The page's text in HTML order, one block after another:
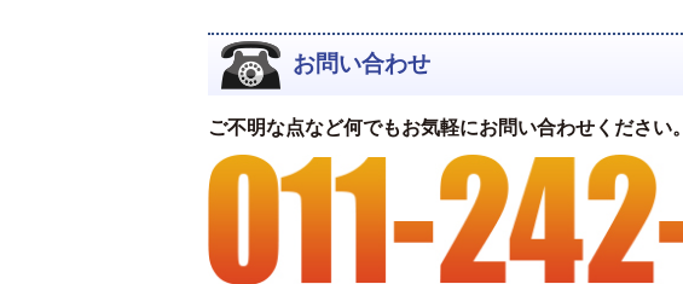
お問い合わせ
ご不明な点など何でもお気軽にお問い合わせください。